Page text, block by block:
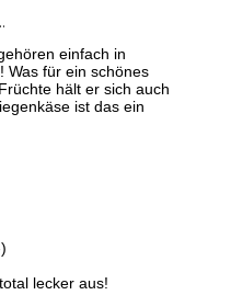
einfach in
Was für ein schönes
hält er sich auch
ist das ein
lecker aus!